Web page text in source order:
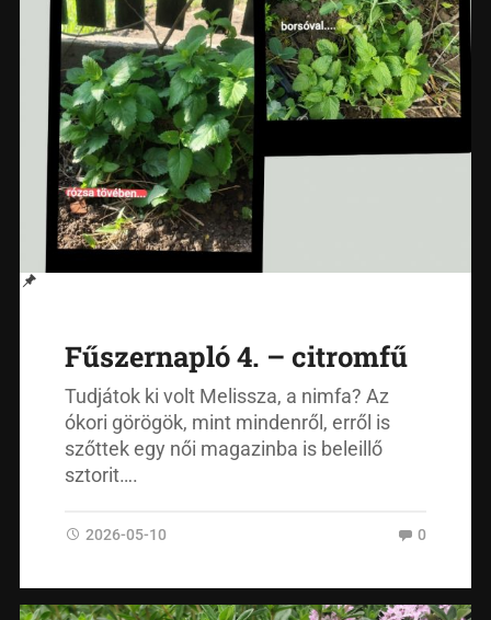
Fűszernapló 4. – citromfű
Tudjátok ki volt Melissza, a nimfa? Az
ókori görögök, mint mindenről, erről is
szőttek egy női magazinba is beleillő
sztorit….
2026-05-10 0